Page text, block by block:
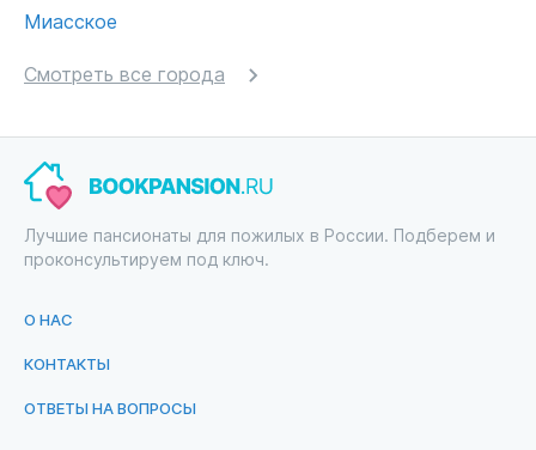
Миасское
Смотреть все города
Лучшие пансионаты для пожилых в России. Подберем и
проконсультируем под ключ.
О НАС
КОНТАКТЫ
ОТВЕТЫ НА ВОПРОСЫ